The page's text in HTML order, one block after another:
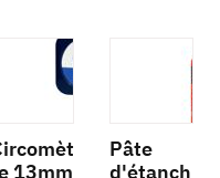
13mm
Pâte
d'étanch